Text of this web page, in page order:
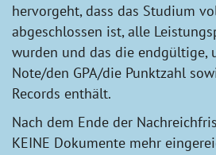
hervorgeht, dass das Studium
abgeschlossen ist, alle
wurden und das die endgültige,
Note/den GPA/die Punktzahl
Records enthält.
Nach dem Ende der
KEINE Dokumente mehr